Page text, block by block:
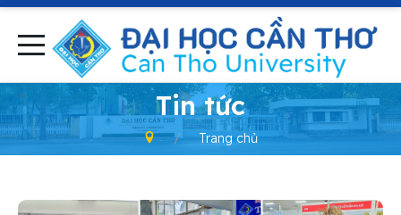
- Tin tức
Trang chủ